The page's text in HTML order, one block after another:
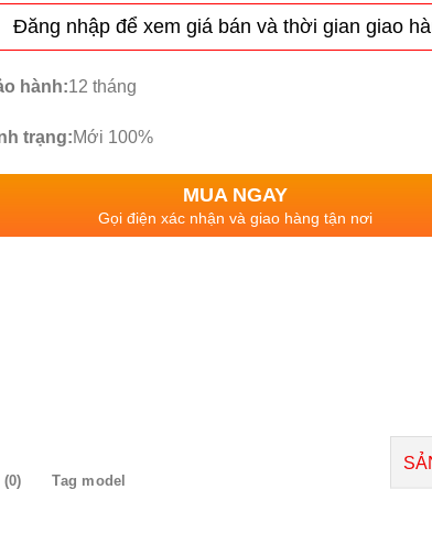
Đăng nhập để xem giá bán và thời gian giao
hành:12 tháng
trạng:Mới 100%
MUA NGAY
Gọi điện xác nhận và giao hàng tận nơi
Tag model